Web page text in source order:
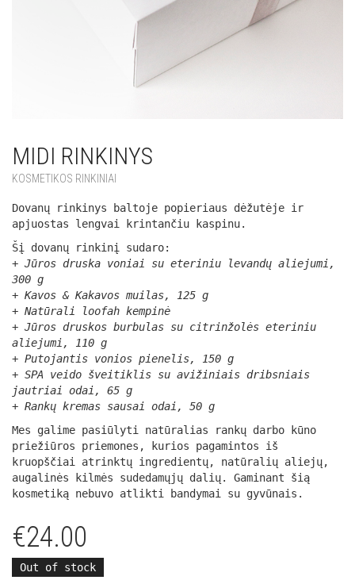
MIDI RINKINYS
KOSMETIKOS RINKINIAI
Dovanų rinkinys baltoje popieriaus dėžutėje ir
apjuostas lengvai krintančiu kaspinu.
Šį dovanų rinkinį sudaro:
+ Jūros druska voniai su eteriniu levandų aliejumi,
300 g
+ Kavos & Kakavos muilas, 125 g
+ Natūrali loofah kempinė
+ Jūros druskos burbulas su citrinžolės eteriniu
aliejumi, 110 g
+ Putojantis vonios pienelis, 150 g
+ SPA veido šveitiklis su avižiniais dribsniais
jautriai odai, 65 g
+ Rankų kremas sausai odai, 50 g
Mes galime pasiūlyti natūralias rankų darbo kūno
priežiūros priemones, kurios pagamintos iš
kruopščiai atrinktų ingredientų, natūralių aliejų,
augalinės kilmės sudedamųjų dalių. Gaminant šią
kosmetiką nebuvo atlikti bandymai su gyvūnais.
€24.00
Out of stock